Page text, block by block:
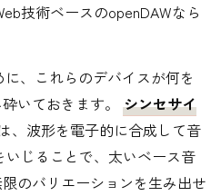
技術ベースのopenDAWなら
、これらのデバイスが何を
いておきます。 シンセサイ
、波形を電子的に合成して音
じることで、太いベース音
のバリエーションを生み出せ